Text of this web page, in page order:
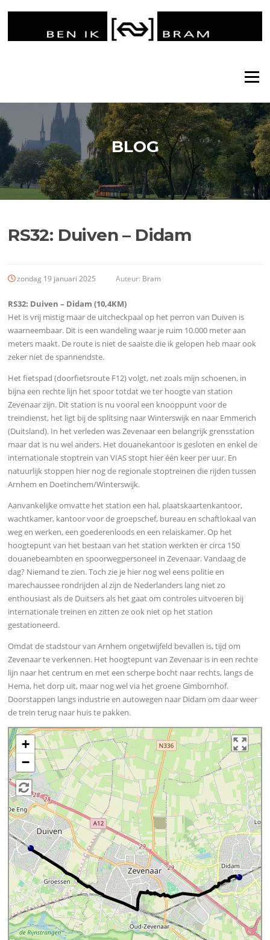
Menu
BLOG
RS32: Duiven – Didam
zondag 19 januari 2025 Auteur: Bram
RS32: Duiven – Didam (10,4KM)
Het is vrij mistig maar de uitcheckpaal op het perron van Duiven is
waarneembaar. Dit is een wandeling waar je ruim 10.000 meter aan
meters maakt. De route is niet de saaiste die ik gelopen heb maar ook
zeker niet de spannendste.
Het fietspad (doorfietsroute F12) volgt, net zoals mijn schoenen, in
bijna een rechte lijn het spoor totdat we ter hoogte van station
Zevenaar zijn. Dit station is nu vooral een knooppunt voor de
treindienst, het ligt bij de splitsing naar Winterswijk en naar Emmerich
(Duitsland). In het verleden was Zevenaar een belangrijk grensstation
maar dat is nu wel anders. Het douanekantoor is gesloten en enkel de
internationale stoptrein van VIAS stopt hier één keer per uur. En
natuurlijk stoppen hier nog de regionale stoptreinen die rijden tussen
Arnhem en Doetinchem/Winterswijk.
Aanvankelijke omvatte het station een hal, plaatskaartenkantoor,
wachtkamer, kantoor voor de groepschef, bureau en schaftlokaal van
weg en werken, een goederenloods en een relaiskamer. Op het
hoogtepunt van het bestaan van het station werkten er circa 150
douanebeambten en spoorwegpersoneel in Zevenaar. Vandaag de
dag? Niemand te zien. Toch zie je hier nog wel eens politie en
marechaussee rondrijden al zijn de Nederlanders lang niet zo
enthousiast als de Duitsers als het gaat om controles uitvoeren bij
internationale treinen en zitten ze ook niet op het station
gestationeerd.
Omdat de stadstour van Arnhem ongetwijfeld bevallen is, tijd om
Zevenaar te verkennen. Het hoogtepunt van Zevenaar is in een rechte
lijn naar het centrum en met een scherpe bocht naar rechts, langs de
Hema, het dorp uit, maar nog wel via het groene Gimbornhof.
Doorstappen langs industrie en autowegen naar Didam om daar weer
de trein terug naar huis te pakken.
+
−